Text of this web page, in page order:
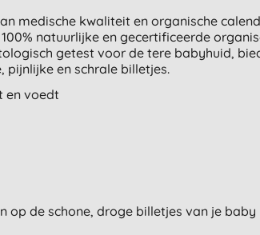
medische kwaliteit en organische
natuurlijke en gecertificeerde
getest voor de tere babyhuid,
pijnlijke en schrale billetjes.
en voedt
op de schone, droge billetjes van je baby